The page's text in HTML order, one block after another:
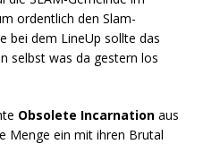
ordentlich den Slam-
bei dem LineUp sollte das
selbst was da gestern los
Obsolete Incarnation aus
Menge ein mit ihren Brutal